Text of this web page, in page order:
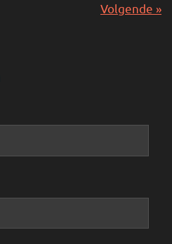
Volgende »